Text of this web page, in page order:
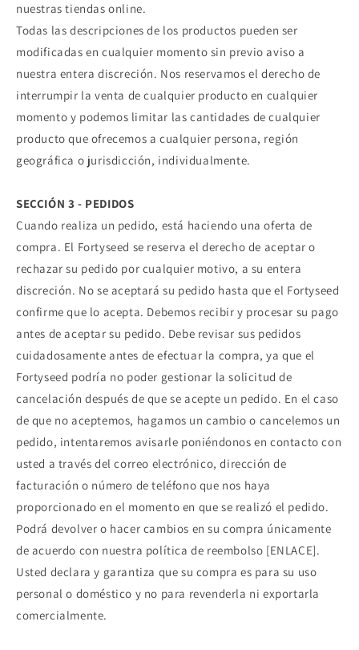
nuestras tiendas online.
Todas las descripciones de los productos pueden ser
modificadas en cualquier momento sin previo aviso a
nuestra entera discreción. Nos reservamos el derecho de
interrumpir la venta de cualquier producto en cualquier
momento y podemos limitar las cantidades de cualquier
producto que ofrecemos a cualquier persona, región
geográfica o jurisdicción, individualmente.
SECCIÓN 3 - PEDIDOS
Cuando realiza un pedido, está haciendo una oferta de
compra. El Fortyseed se reserva el derecho de aceptar o
rechazar su pedido por cualquier motivo, a su entera
discreción. No se aceptará su pedido hasta que el Fortyseed
confirme que lo acepta. Debemos recibir y procesar su pago
antes de aceptar su pedido. Debe revisar sus pedidos
cuidadosamente antes de efectuar la compra, ya que el
Fortyseed podría no poder gestionar la solicitud de
cancelación después de que se acepte un pedido. En el caso
de que no aceptemos, hagamos un cambio o cancelemos un
pedido, intentaremos avisarle poniéndonos en contacto con
usted a través del correo electrónico, dirección de
facturación o número de teléfono que nos haya
proporcionado en el momento en que se realizó el pedido.
Podrá devolver o hacer cambios en su compra únicamente
de acuerdo con nuestra política de reembolso [ENLACE].
Usted declara y garantiza que su compra es para su uso
personal o doméstico y no para revenderla ni exportarla
comercialmente.